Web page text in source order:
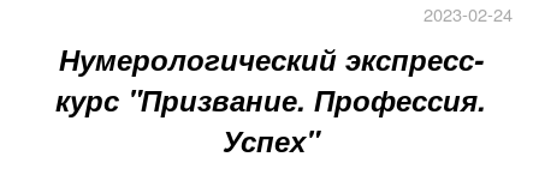
2023-02-24
Нумерологический экспресс-
курс "Призвание. Профессия.
Успех"